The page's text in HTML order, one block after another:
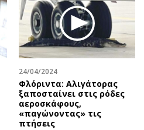
24/04/2024
Φλόριντα: Αλιγάτορας
ξαποσταίνει στις ρόδες
αεροσκάφους,
«παγώνοντας» τις
πτήσεις